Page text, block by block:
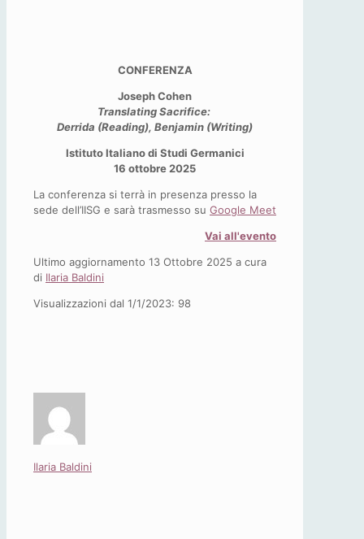
CONFERENZA
Joseph Cohen
Translating Sacrifice:
Derrida (Reading), Benjamin (Writing)
Istituto Italiano di Studi Germanici
16 ottobre 2025
La conferenza si terrà in presenza presso la
sede dell’IISG e sarà trasmesso su Google Meet
Vai all'evento
Ultimo aggiornamento 13 Ottobre 2025 a cura
di Ilaria Baldini
Visualizzazioni dal 1/1/2023: 98
Ilaria Baldini